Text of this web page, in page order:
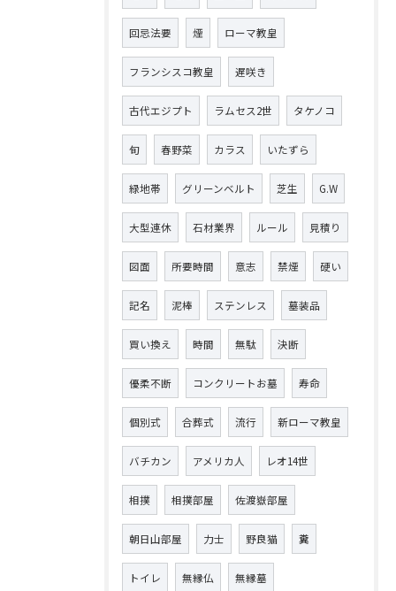
回忌法要 煙 ローマ教皇
フランシスコ教皇 遅咲き
古代エジプト ラムセス2世 タケノコ
旬 春野菜 カラス いたずら
緑地帯 グリーンベルト 芝生 G.W
大型連休 石材業界 ルール 見積り
図面 所要時間 意志 禁煙 硬い
記名 泥棒 ステンレス 墓装品
買い換え 時間 無駄 決断
優柔不断 コンクリートお墓 寿命
個別式 合葬式 流行 新ローマ教皇
バチカン アメリカ人 レオ14世
相撲 相撲部屋 佐渡嶽部屋
朝日山部屋 力士 野良猫 糞
トイレ 無縁仏 無縁墓